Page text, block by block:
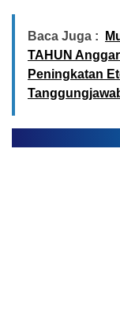
Baca Juga :
TAHUN
Peningkatan